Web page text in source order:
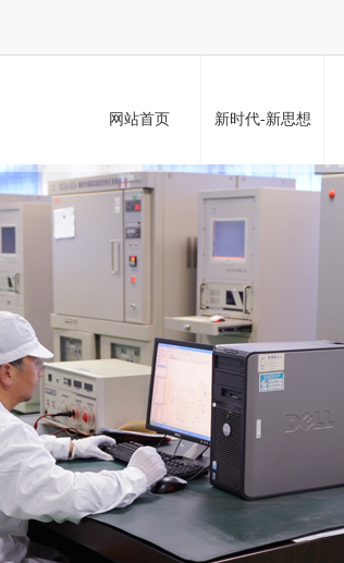
网站首页 新时代-新思想